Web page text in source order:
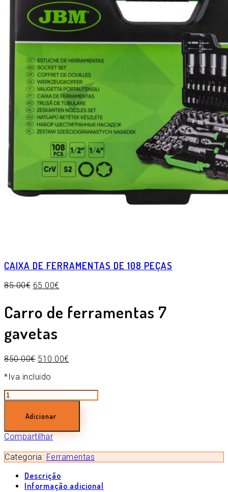
CAIXA DE FERRAMENTAS DE 108 PEÇAS
85.00€ 65.00€
Carro de ferramentas 7
gavetas
850.00€ 510.00€
*Iva incluido
Quantidade
de
ferramentas
7
gavetas
Adicionar
Compartilhar
Categoria: Ferramentas
Descrição
Informação adicional